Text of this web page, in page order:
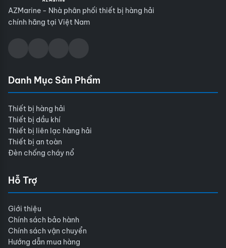
AZMarine - Nhà phân phối thiết bị hàng hải
chính hãng tại Việt Nam
Danh Mục Sản Phẩm
Thiết bị hàng hải
Thiết bị dầu khí
Thiết bị liên lạc hàng hải
Thiết bị an toàn
Đèn chống cháy nổ
Hỗ Trợ
Giới thiệu
Chính sách bảo hành
Chính sách vận chuyển
Hướng dẫn mua hàng